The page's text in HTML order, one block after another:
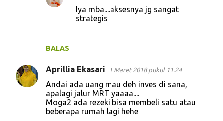
BALAS
Iya mba....aksesnya jg sangat
strategis
Aprillia Ekasari 1 Maret 2018 pukul 11.24
Andai ada uang mau deh inves di sana,
apalagi jalur MRT yaaaa....
Moga2 ada rezeki bisa membeli satu atau
beberapa rumah lagi hehe